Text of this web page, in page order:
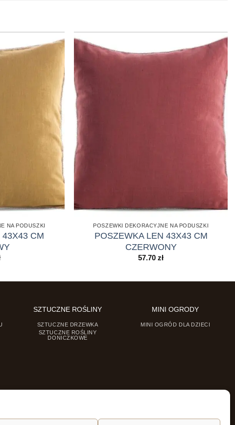
NA PODUSZKI
CM
POSZEWKI DEKORACYJNE NA PODUSZKI
POSZEWKA LEN 43X43 CM
CZERWONY
57.70zł
SZTUCZNE ROŚLINY
SZTUCZNE DRZEWKA
SZTUCZNE ROŚLINY
DONICZKOWE
MINI OGRODY
MINI OGRÓD DLA DZIECI